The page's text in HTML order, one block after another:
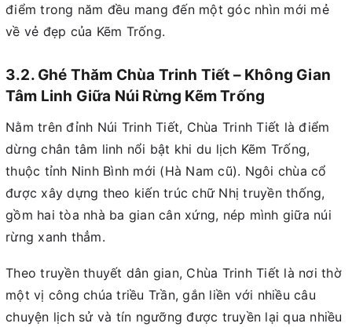
điểm trong năm đều mang đến một góc nhìn mới mẻ
về vẻ đẹp của Kẽm Trống.
3.2. Ghé Thăm Chùa Trinh Tiết – Không Gian
Tâm Linh Giữa Núi Rừng Kẽm Trống
Nằm trên đỉnh Núi Trinh Tiết, Chùa Trinh Tiết là điểm
dừng chân tâm linh nổi bật khi du lịch Kẽm Trống,
thuộc tỉnh Ninh Bình mới (Hà Nam cũ). Ngôi chùa cổ
được xây dựng theo kiến trúc chữ Nhị truyền thống,
gồm hai tòa nhà ba gian cân xứng, nép mình giữa núi
rừng xanh thẳm.
Theo truyền thuyết dân gian, Chùa Trinh Tiết là nơi thờ
một vị công chúa triều Trần, gắn liền với nhiều câu
chuyện lịch sử và tín ngưỡng được truyền lại qua nhiều